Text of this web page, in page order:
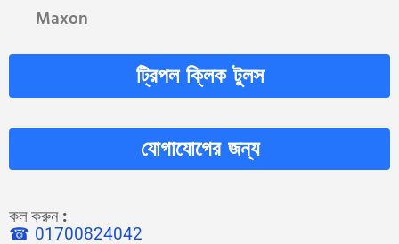
Maxon
ট্রিপল ক্লিক টুলস
যোগাযোগের জন্য
কল করুন:
☎ 01700824042